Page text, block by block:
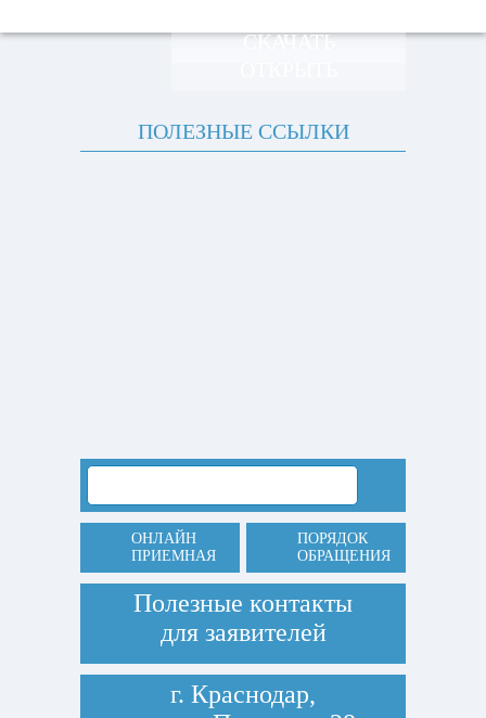
СКАЧАТЬ
ПОЛЕЗНЫЕ ССЫЛКИ
ОНЛАЙН
ПРИЕМНАЯ
ПОРЯДОК
ОБРАЩЕНИЯ
Полезные контакты
для заявителей
г. Краснодар,